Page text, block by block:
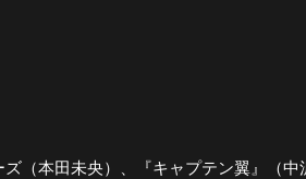
（本田未央）、『キャプテン翼』（